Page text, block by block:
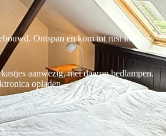
Ontspan en kom tot rust in deze
aanwezig, met daarop bedlampen.
opladen.